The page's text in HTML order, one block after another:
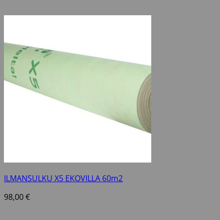
ILMANSULKU X5 EKOVILLA 60m2
98,00€